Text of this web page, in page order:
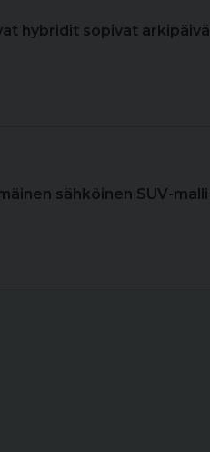
hybridit sopivat
sähköinen SUV-